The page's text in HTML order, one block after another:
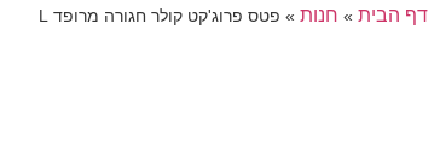
דף הבית » חנות » פטס פרוג'קט קולר חגורה מרופד L